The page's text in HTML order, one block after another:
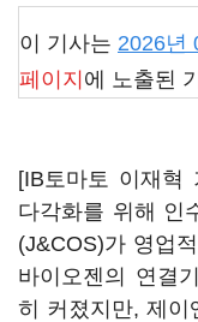
이 기사는 2026년
페이지 에 노출된
[IB토마토 이재혁
다각화를 위해 인
(J&COS)가 영업
바이오젠의 연결
히 커졌지만, 제이